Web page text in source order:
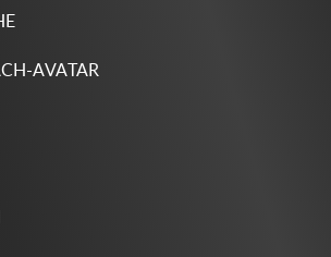
AVATAR